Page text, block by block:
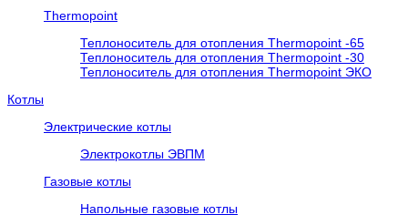
Thermopoint
Теплоноситель для отопления Thermopoint -65
Теплоноситель для отопления Thermopoint -30
Теплоноситель для отопления Thermopoint ЭКО
Котлы
Электрические котлы
Электрокотлы ЭВПМ
Газовые котлы
Напольные газовые котлы